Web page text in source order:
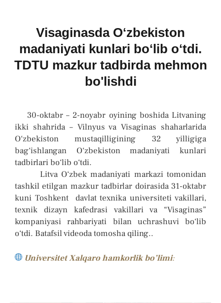
content
Visaginasda Oʻzbekiston
madaniyati kunlari boʻlib oʻtdi.
TDTU mazkur tadbirda mehmon
bo'lishdi
30-oktabr – 2-noyabr oyining boshida Litvaning
ikki shahrida – Vilnyus va Visaginas shaharlarida
O‘zbekiston mustaqilligining 32 yilligiga
bag‘ishlangan O‘zbekiston madaniyati kunlari
tadbirlari bo‘lib o‘tdi.
Litva O‘zbek madaniyati markazi tomonidan
tashkil etilgan mazkur tadbirlar doirasida 31-oktabr
kuni Toshkent davlat texnika universiteti vakillari,
texnik dizayn kafedrasi vakillari va “Visaginas”
kompaniyasi rahbariyati bilan uchrashuvi bo‘lib
o‘tdi. Batafsil videoda tomosha qiling..
UniversitetXalqaro hamkorlik bo’limi: